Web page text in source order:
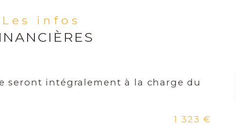
Les infos
seront intégralement à la charge du
1 323 €